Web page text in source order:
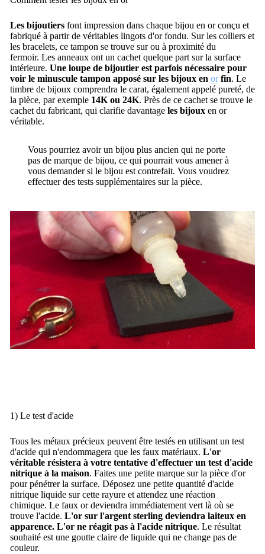
Les bijoutiers font impression dans chaque bijou en or conçu et
fabriqué à partir de véritables lingots d'or fondu. Sur les colliers et
les bracelets, ce tampon se trouve sur ou à proximité du
fermoir. Les anneaux ont un cachet quelque part sur la surface
intérieure. Une loupe de bijoutier est parfois nécessaire pour
voir le minuscule tampon apposé sur les bijoux en orfin. Le
timbre de bijoux comprendra le carat, également appelé pureté, de
la pièce, par exemple 14K ou 24K. Près de ce cachet se trouve le
cachet du fabricant, qui clarifie davantage les bijoux en or
véritable.
Vous pourriez avoir un bijou plus ancien qui ne porte
pas de marque de bijou, ce qui pourrait vous amener à
vous demander si le bijou est contrefait. Vous voudrez
effectuer des tests supplémentaires sur la pièce.
1) Le test d'acide
Tous les métaux précieux peuvent être testés en utilisant un test
d'acide qui n'endommagera que les faux matériaux. L'or
véritable résistera à votre tentative d'effectuer un test d'acide
nitrique à la maison. Faites une petite marque sur la pièce d'or
pour pénétrer la surface. Déposez une petite quantité d'acide
nitrique liquide sur cette rayure et attendez une réaction
chimique. Le faux or deviendra immédiatement vert là où se
trouve l'acide. L'or sur l'argent sterling deviendra laiteux en
apparence. L'or ne réagit pas à l'acide nitrique. Le résultat
souhaité est une goutte claire de liquide qui ne change pas de
couleur.